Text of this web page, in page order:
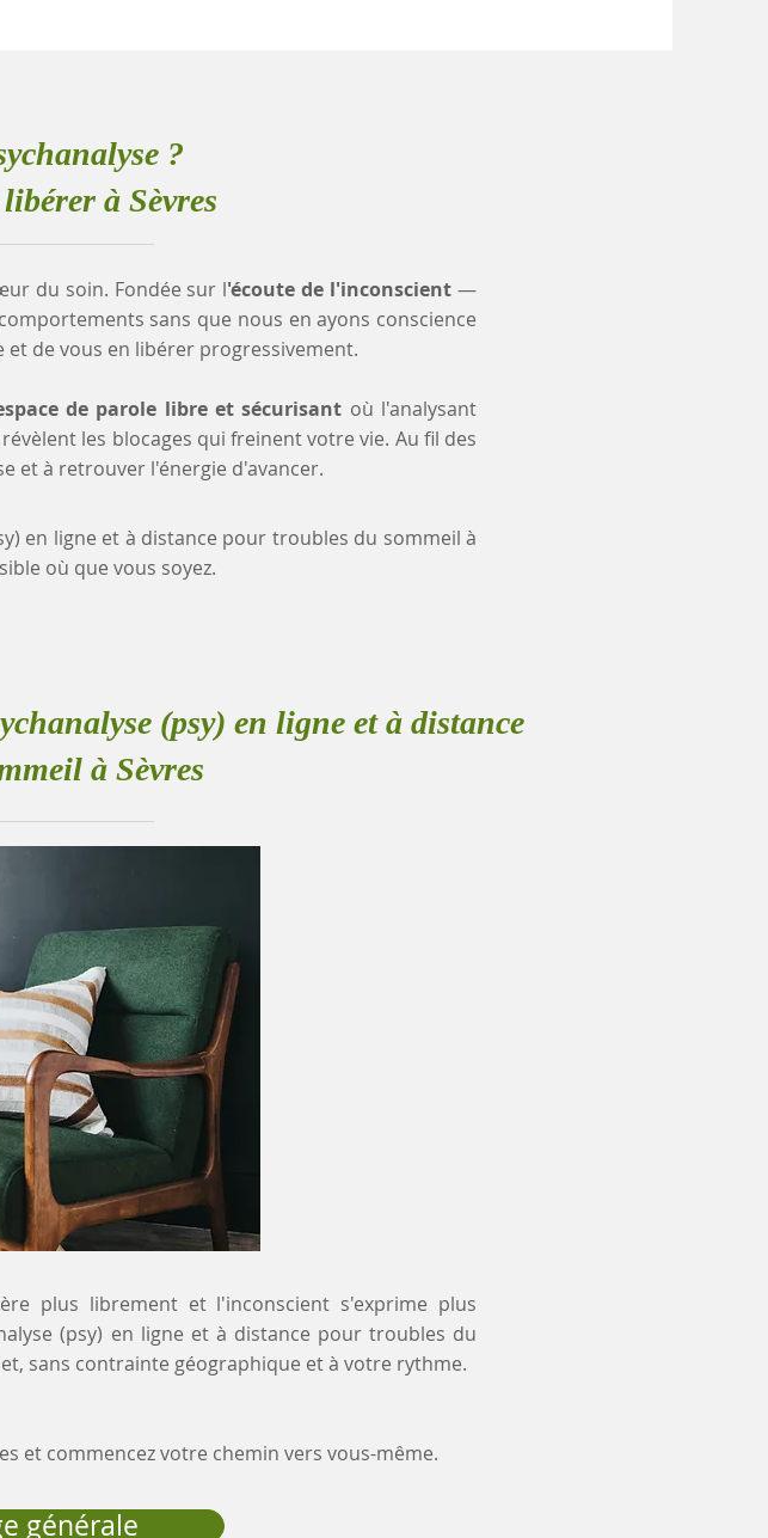
?
à Sèvres
du soin. Fondée sur l'écoute de l'inconscient—
sans que nous en ayons conscience
de vous en libérer progressivement.
de parole libre et sécurisant où l'analysant
les blocages qui freinent votre vie. Au fil des
et à retrouver l'énergie d'avancer.
en ligne et à distance pour troubles du sommeil à
où que vous soyez.
(psy) en ligne et à distance
à Sèvres
plus librement et l'inconscient s'exprime plus
(psy) en ligne et à distance pour troubles du
sans contrainte géographique et à votre rythme.
et commencez votre chemin vers vous-même.
générale